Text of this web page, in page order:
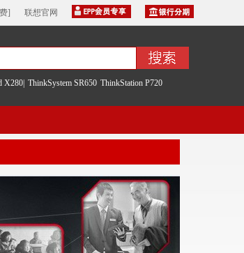
联想官网
]
X280| ThinkSystem SR650 ThinkStation P720